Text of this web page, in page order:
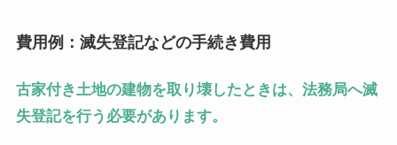
費用例：滅失登記などの手続き費用
古家付き土地の建物を取り壊したときは、法務局へ滅
失登記を行う必要があります。